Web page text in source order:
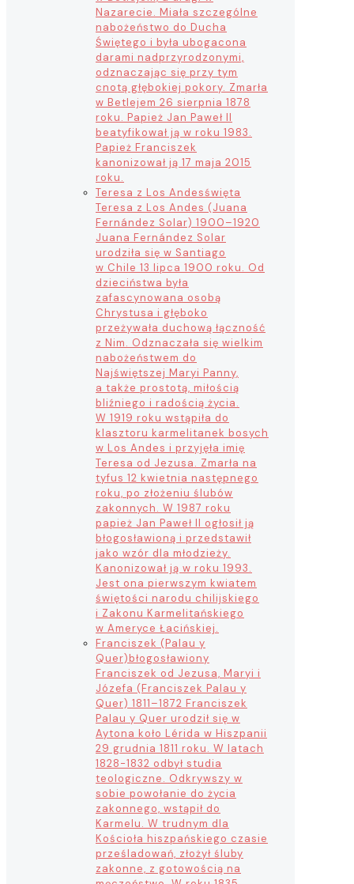
Nazarecie. Miała szczególne
nabożeństwo do Ducha
Świętego i była ubogacona
darami nadprzyrodzonymi,
odznaczając się przy tym
cnotą głębokiej pokory. Zmarła
w Betlejem 26 sierpnia 1878
roku. Papież Jan Paweł II
beatyfikował ją w roku 1983.
Papież Franciszek
kanonizował ją 17 maja 2015
roku.
Teresa z Los Andesświęta
Teresa z Los Andes (Juana
Fernández Solar) 1900–1920
Juana Fernández Solar
urodziła się w Santiago
w Chile 13 lipca 1900 roku. Od
dzieciństwa była
zafascynowana osobą
Chrystusa i głęboko
przeżywała duchową łączność
z Nim. Odznaczała się wielkim
nabożeństwem do
Najświętszej Maryi Panny,
a także prostotą, miłością
bliźniego i radością życia.
W 1919 roku wstąpiła do
klasztoru karmelitanek bosych
w Los Andes i przyjęła imię
Teresa od Jezusa. Zmarła na
tyfus 12 kwietnia następnego
roku, po złożeniu ślubów
zakonnych. W 1987 roku
papież Jan Paweł II ogłosił ją
błogosławioną i przedstawił
jako wzór dla młodzieży.
Kanonizował ją w roku 1993.
Jest ona pierwszym kwiatem
świętości narodu chilijskiego
i Zakonu Karmelitańskiego
w Ameryce Łacińskiej.
Franciszek (Palau y
Quer)błogosławiony
Franciszek od Jezusa, Maryi i
Józefa (Franciszek Palau y
Quer) 1811–1872 Franciszek
Palau y Quer urodził się w
Aytona koło Lérida w Hiszpanii
29 grudnia 1811 roku. W latach
1828-1832 odbył studia
teologiczne. Odkrywszy w
sobie powołanie do życia
zakonnego, wstąpił do
Karmelu. W trudnym dla
Kościoła hiszpańskiego czasie
prześladowań, złożył śluby
zakonne, z gotowością na